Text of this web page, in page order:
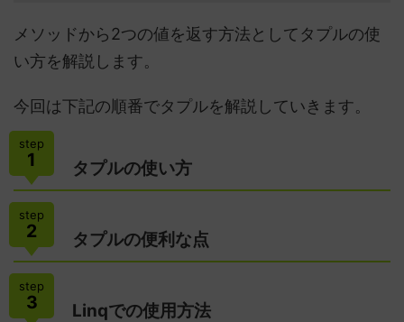
メソッドから2つの値を返す方法としてタプルの使
い方を解説します。
今回は下記の順番でタプルを解説していきます。
step
1 タプルの使い方
step
2 タプルの便利な点
step
3 Linqでの使用方法